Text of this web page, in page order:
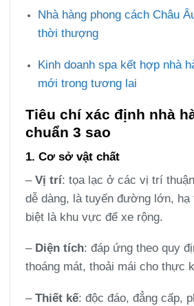
Nhà hàng phong cách Châu
thời thượng
Kinh doanh spa kết hợp nhà
mới trong tương lai
Tiêu chí xác định nhà
chuẩn 3 sao
1. Cơ sở vật chất
– Vị trí: tọa lạc ở các vị trí
dễ dàng, là tuyến đường lớn, hạ
biệt là khu vực để xe rộng.
– Diện tích: đáp ứng theo quy
thoáng mát, thoải mái cho thực
– Thiết kế: độc đáo, đẳng cấp,